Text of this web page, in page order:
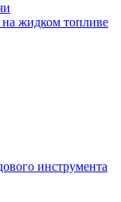
на жидком топливе
инструмента